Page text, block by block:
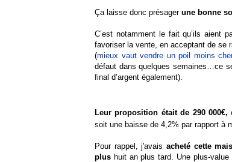
Ça laisse donc présager une bonne
C’est notamment le fait qu’ils aient
favoriser la vente, en acceptant de se
(mieux vaut vendre un poil moins
défaut dans quelques semaines…ce
final d’argent également).
Leur proposition était de 290 000€,
soit une baisse de 4,2% par rapport à
Pour rappel, j'avais acheté cette
plus huit an plus tard. Une plus-